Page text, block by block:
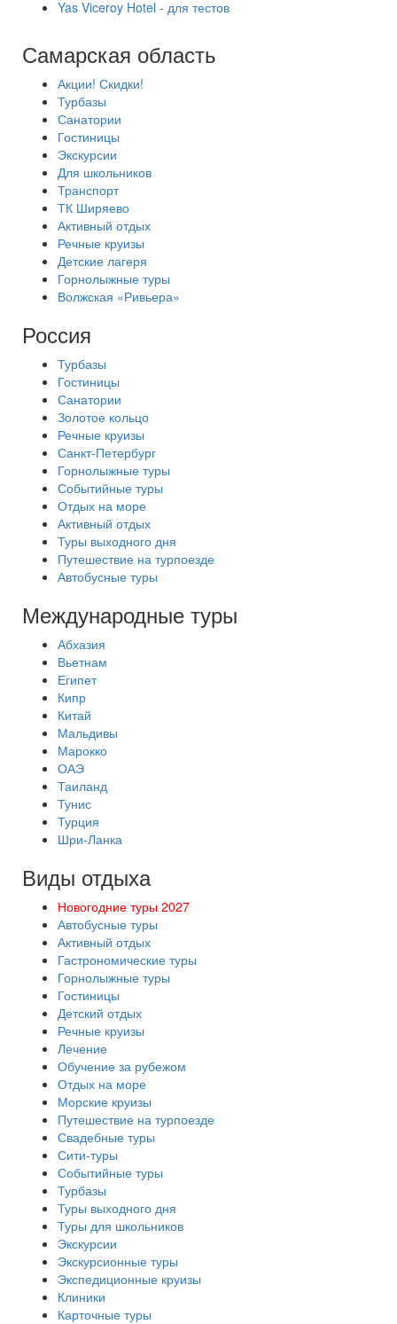
Yas Viceroy Hotel - для тестов
Самарская область
Акции! Скидки!
Турбазы
Санатории
Гостиницы
Экскурсии
Для школьников
Транспорт
ТК Ширяево
Активный отдых
Речные круизы
Детские лагеря
Горнолыжные туры
Волжская «Ривьера»
Россия
Турбазы
Гостиницы
Санатории
Золотое кольцо
Речные круизы
Санкт-Петербург
Горнолыжные туры
Событийные туры
Отдых на море
Активный отдых
Туры выходного дня
Путешествие на турпоезде
Автобусные туры
Международные туры
Абхазия
Вьетнам
Египет
Кипр
Китай
Мальдивы
Марокко
ОАЭ
Таиланд
Тунис
Турция
Шри-Ланка
Виды отдыха
Новогодние туры 2027
Автобусные туры
Активный отдых
Гастрономические туры
Горнолыжные туры
Гостиницы
Детский отдых
Речные круизы
Лечение
Обучение за рубежом
Отдых на море
Морские круизы
Путешествие на турпоезде
Свадебные туры
Сити-туры
Событийные туры
Турбазы
Туры выходного дня
Туры для школьников
Экскурсии
Экскурсионные туры
Экспедиционные круизы
Клиники
Карточные туры